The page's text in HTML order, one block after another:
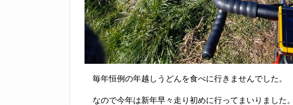
毎年恒例の年越しうどんを食べに行きませんでした。
なので今年は新年早々走り初めに行ってまいりました。